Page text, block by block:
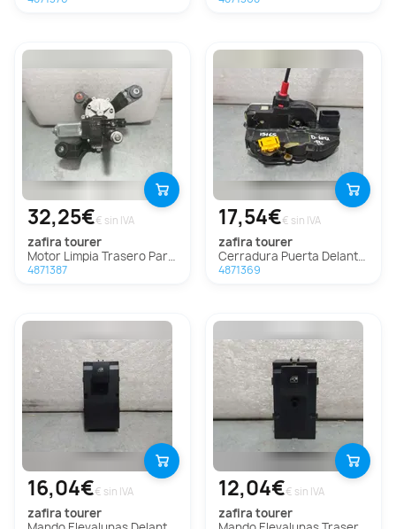
32,25€€ sin IVA
zafira tourer
Motor Limpia Trasero Para Opel Zafira Tourer
4871387
17,54€€ sin IVA
zafira tourer
Cerradura Puerta Delantera Izquierda Para Opel Zafira Tourer
4871369
16,04€€ sin IVA
zafira tourer
12,04€€ sin IVA
zafira tourer